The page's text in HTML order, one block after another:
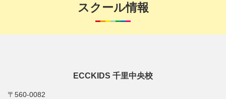
スクール情報
ECCKIDS 千里中央校
〒560-0082